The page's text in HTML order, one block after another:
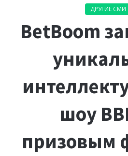
ДРУГИЕ СМИ
BetBoom
шоу
призовым